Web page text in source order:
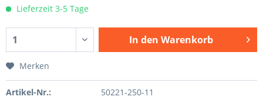
Lieferzeit 3-5 Tage
In den Warenkorb
Merken
Artikel-Nr.: 50221-250-11